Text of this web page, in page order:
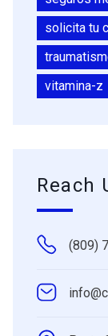
solicita tu
vitamina-z
Reach
(809)